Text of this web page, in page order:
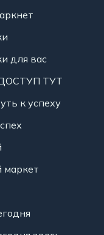
для вас
ТУТ
к успеху
маркет